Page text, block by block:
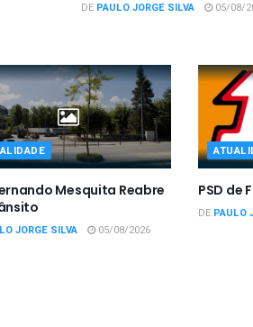
DE PAULO JORGE SILVA 05/08/
Mesquita Reabre
JORGE SILVA 05/08/2026
PSD de
DE PAULO